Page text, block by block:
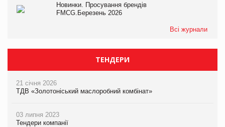
Новинки. Просування брендів
FMCG.Березень 2026
Всі журнали
ТЕНДЕРИ
21 січня 2026
ТДВ «Золотоніський маслоробний комбінат»
03 липня 2023
Тендери компанії